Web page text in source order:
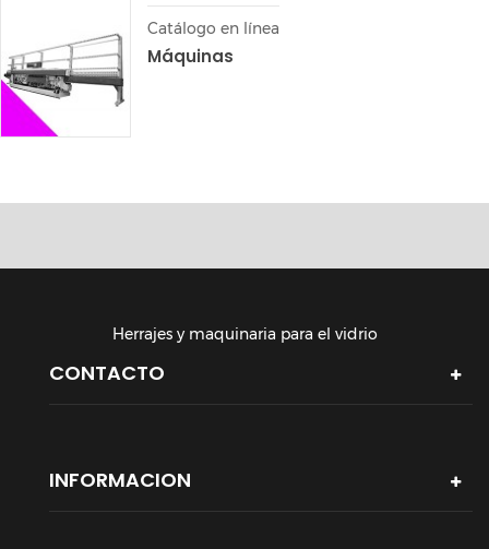
Catálogo en línea
Máquinas
Herrajes y maquinaria para el vidrio
CONTACTO
INFORMACION